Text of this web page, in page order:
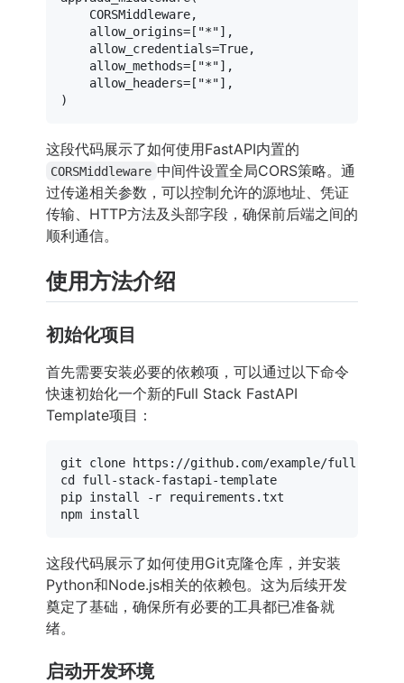
    CORSMiddleware,
    allow_origins=[
"*"],
    allow_credentials=
True,
    allow_methods=[
"*"],
    allow_headers=[
"*"],
这段代码展示了如何使用FastAPI内置的
CORSMiddleware 中间件设置全局CORS策略。通
过传递相关参数，可以控制允许的源地址、凭证
传输、HTTP方法及头部字段，确保前后端之间的
顺利通信。
使用方法介绍
初始化项目
首先需要安装必要的依赖项，可以通过以下命令
快速初始化一个新的Full Stack FastAPI
Template项目：
git clone
cd
full-stack-fastapi-template
pip install -r requirements.txt
这段代码展示了如何使用Git克隆仓库，并安装
Python和Node.js相关的依赖包。这为后续开发
奠定了基础，确保所有必要的工具都已准备就
绪。
启动开发环境